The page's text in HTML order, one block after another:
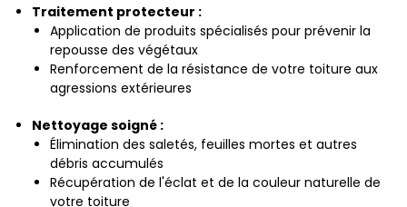
Traitement protecteur :
Application de produits spécialisés pour prévenir la
repousse des végétaux
Renforcement de la résistance de votre toiture aux
agressions extérieures
Nettoyage soigné :
Élimination des saletés, feuilles mortes et autres
débris accumulés
Récupération de l'éclat et de la couleur naturelle de
votre toiture